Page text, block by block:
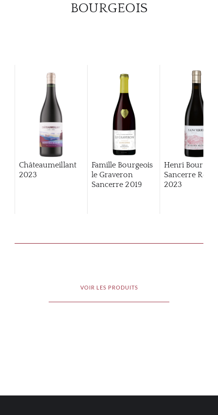
BOURGEOIS
Châteaumeillant
2023
Famille Bourgeois
le Graveron
Sancerre 2019
Henri
Sancerre
2023
VOIR LES PRODUITS